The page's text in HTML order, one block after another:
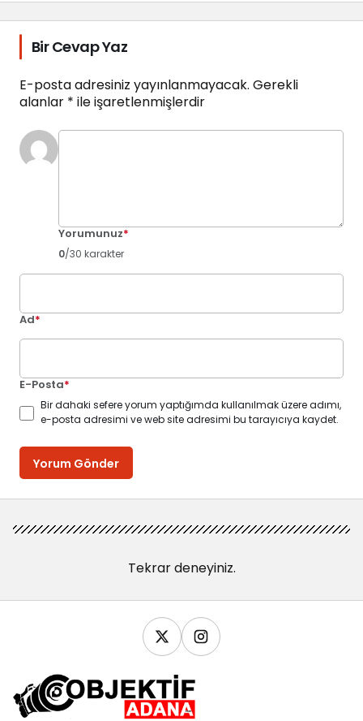
Bir Cevap Yaz
E-posta adresiniz yayınlanmayacak. Gerekli
alanlar * ile işaretlenmişlerdir
Yorumunuz*
0/30 karakter
Ad*
E-Posta*
Bir dahaki sefere yorum yaptığımda kullanılmak üzere adımı,
e-posta adresimi ve web site adresimi bu tarayıcıya kaydet.
Yorum Gönder
Tekrar deneyiniz.